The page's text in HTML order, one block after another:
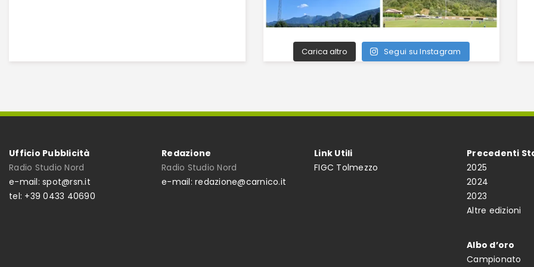
Carica altro Segui su Instagram
Ufficio Pubblicità
Radio Studio Nord
e-mail: spot@rsn.it
tel: +39 0433 40690
Redazione
Radio Studio Nord
e-mail: redazione@carnico.it
Link Utili
FIGC Tolmezzo
Precedenti
2025
2024
2023
Altre edizioni
Albo d’oro
Campionato